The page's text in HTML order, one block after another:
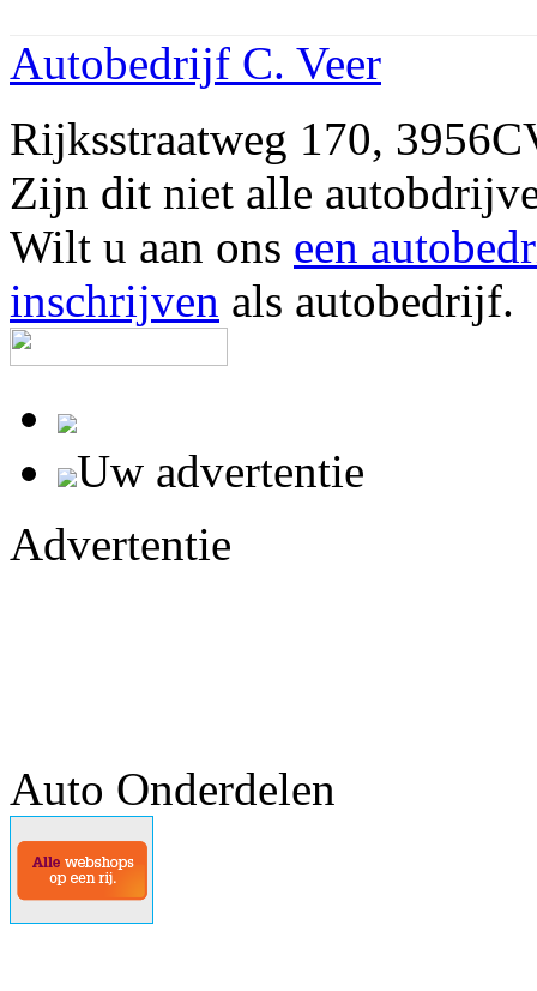
Autobedrijf C. Veer
Rijksstraatweg 170,
Zijn dit niet alle
Wilt u aan ons een
inschrijven als autobedrijf.
Uw advertentie
Advertentie
Auto Onderdelen